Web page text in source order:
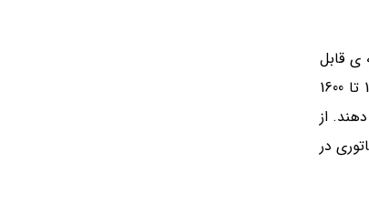
ی قابل
تنظیم حرارتی-مغناطیسی و قابل تنظیم الکترونیکی تقسیم می شوند. رنج جریانی کلید های اتوماتیک کمپکت بسیار وسیع بوده و محدوده 16 تا 1600
به راحتی پوشش می دهند. از
در